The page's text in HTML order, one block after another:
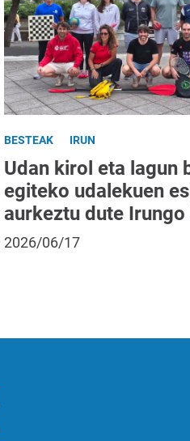
BESTEAK IRUN
Udan kirol eta lagun
egiteko udalekuen
aurkeztu dute
2026/06/17